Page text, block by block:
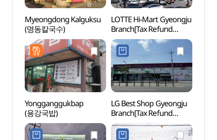
Myeongdong Kalguksu
(명동칼국수)
LOTTE Hi-Mart Gyeongju
Branch[Tax Refund
Shop](롯데하이마트
경주점)
Yongganggukbap
(용강국밥)
LG Best Shop Gyeongju
Branch[Tax Refund
Shop](LG전자 베스트샵
경주점)